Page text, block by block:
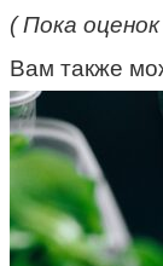
( Пока
Вам также